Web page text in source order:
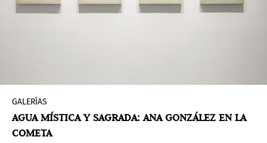
GALERÍAS
AGUA MÍSTICA Y SAGRADA: ANA GONZÁLEZ EN LA
COMETA